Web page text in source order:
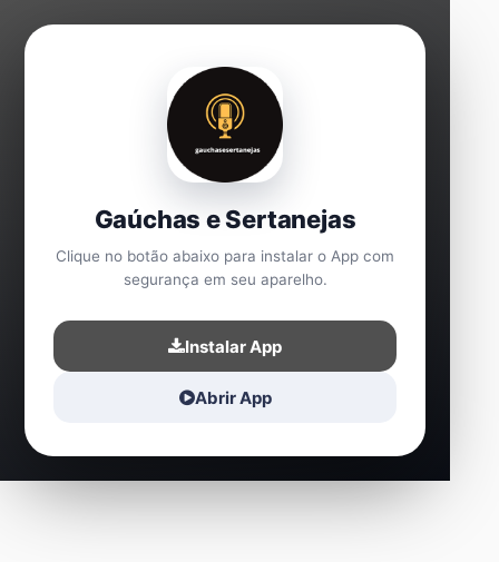
Gaúchas e Sertanejas
Clique no botão abaixo para instalar o App com
segurança em seu aparelho.
Instalar App
Abrir App